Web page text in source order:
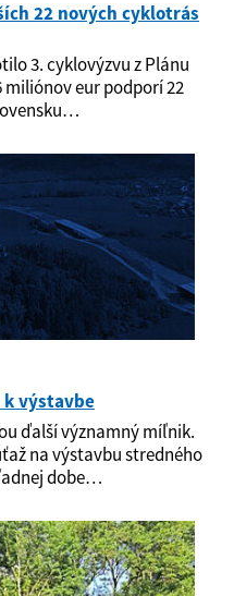
22 nových cyklotrás
3. cyklovýzvu z Plánu
miliónov eur podporí 22
k výstavbe
ďalší významný míľnik.
na výstavbu stredného
dobe…